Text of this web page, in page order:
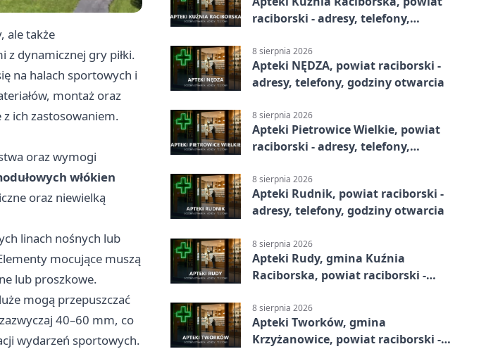
ale także
z dynamicznej gry piłki.
na halach sportowych i
montaż oraz
ich zastosowaniem.
oraz wymogi
włókien
oraz niewielką
linach nośnych lub
mocujące muszą
lub proszkowe.
mogą przepuszczać
40–60 mm, co
wydarzeń sportowych.
raciborski - adresy, telefony,
8 sierpnia 2026
Apteki NĘDZA, powiat raciborski -
adresy, telefony, godziny otwarcia
8 sierpnia 2026
Apteki Pietrowice Wielkie, powiat
raciborski - adresy, telefony,
8 sierpnia 2026
Apteki Rudnik, powiat raciborski -
adresy, telefony, godziny otwarcia
8 sierpnia 2026
Apteki Rudy, gmina Kuźnia
Raciborska, powiat raciborski -
8 sierpnia 2026
Apteki Tworków, gmina
Krzyżanowice, powiat raciborski -